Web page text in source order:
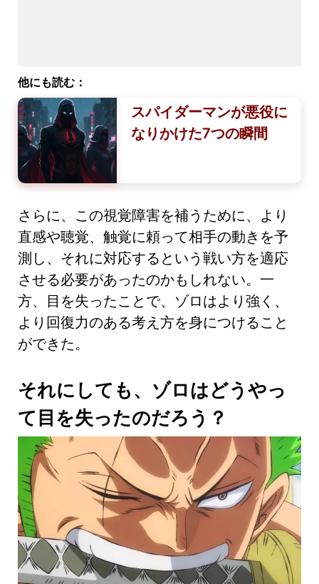
他にも読む：
スパイダーマンが悪役に
なりかけた7つの瞬間
さらに、この視覚障害を補うために、より
直感や聴覚、触覚に頼って相手の動きを予
測し、それに対応するという戦い方を適応
させる必要があったのかもしれない。一
方、目を失ったことで、ゾロはより強く、
より回復力のある考え方を身につけること
ができた。
それにしても、ゾロはどうやっ
て目を失ったのだろう？